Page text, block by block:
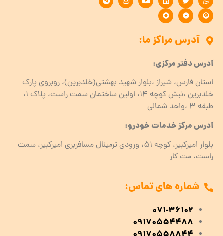
آدرس مراکز ما:
آدرس دفتر مرکزی:
استان فارس، شیراز ،بلوار شهید بهشتی(خلدبرین)، روبروی پارک
خلدبرین ،نبش کوچه ۱۴، اولین ساختمان سمت راست، پلاک 1،
طبقه ۳ ،واحد شمالی
آدرس مرکز خدمات خودرو:
بلوار امیرکبیر، کوچه 51، ورودی ترمینال مسافربری امیرکبیر، سمت
راست، مت کار
شماره های تماس:
071-36102
09170554488